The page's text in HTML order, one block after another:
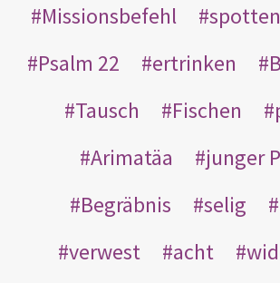
Missionsbefehl
spotten
Psalm 22
ertrinken
Tausch
Fischen
Arimatäa
junger
Begräbnis
selig
verwest
acht